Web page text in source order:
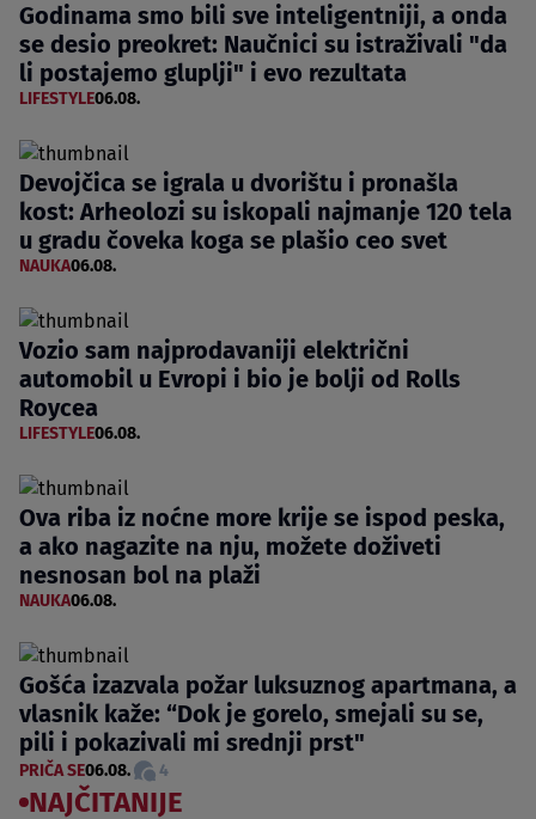
Godinama smo bili sve inteligentniji, a onda
se desio preokret: Naučnici su istraživali "da
li postajemo gluplji" i evo rezultata
LIFESTYLE06.08.
Devojčica se igrala u dvorištu i pronašla
kost: Arheolozi su iskopali najmanje 120 tela
u gradu čoveka koga se plašio ceo svet
NAUKA06.08.
Vozio sam najprodavaniji električni
automobil u Evropi i bio je bolji od Rolls
Roycea
LIFESTYLE06.08.
Ova riba iz noćne more krije se ispod peska,
a ako nagazite na nju, možete doživeti
nesnosan bol na plaži
NAUKA06.08.
Gošća izazvala požar luksuznog apartmana, a
vlasnik kaže: “Dok je gorelo, smejali su se,
pili i pokazivali mi srednji prst"
PRIČA SE06.08. 4
NAJČITANIJE